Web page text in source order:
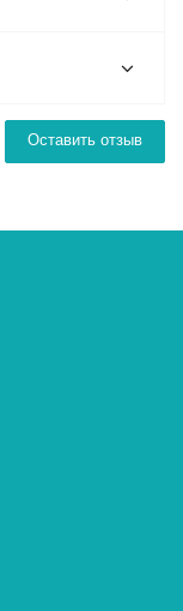
Оставить отзыв